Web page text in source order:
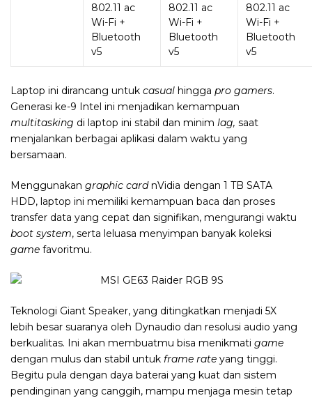
802.11 ac
Wi-Fi +
Bluetooth
v5
802.11 ac
Wi-Fi +
Bluetooth
v5
802.11 ac
Wi-Fi +
Bluetooth
v5
Laptop ini dirancang untuk casual hingga pro gamers.
Generasi ke-9 Intel ini menjadikan kemampuan
multitasking di laptop ini stabil dan minim lag, saat
menjalankan berbagai aplikasi dalam waktu yang
bersamaan.
Menggunakan graphic cardnVidia dengan 1 TB SATA
HDD, laptop ini memiliki kemampuan baca dan proses
transfer data yang cepat dan signifikan, mengurangi waktu
boot system, serta leluasa menyimpan banyak koleksi
game favoritmu.
Teknologi Giant Speaker, yang ditingkatkan menjadi 5X
lebih besar suaranya oleh Dynaudio dan resolusi audio yang
berkualitas. Ini akan membuatmu bisa menikmati game
dengan mulus dan stabil untuk frame rate yang tinggi.
Begitu pula dengan daya baterai yang kuat dan sistem
pendinginan yang canggih, mampu menjaga mesin tetap